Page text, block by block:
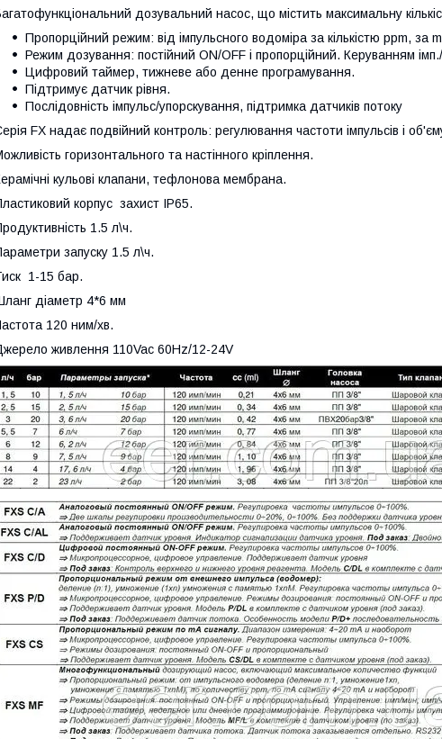
дозувальний насос, що містить максимальну
Пропорційний режим: від імпульсного водоміра за кількістю ppm, за
Режим дозування: постійний ON/OFF і пропорційний. Керуванням
Цифровий таймер, тижневе або денне програмування.
Підтримує датчик рівня.
Послідовність імпульс/упорскування, підтримка датчиків потоку
FX надає подвійний контроль: регулювання частоти імпульсів і
горизонтального та настінного кріплення.
кульові клапани, тефлонова мембрана.
корпус захист IP65.
1.5 л\ч.
запуску 1.5 л\ч.
1-15 бар.
діаметр 4*6 мм
120 ним/хв.
живлення 110Vac 60Hz/12-24V